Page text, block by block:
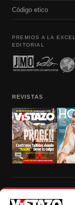
Código etico
PREMIOS A LA
EDITORIAL
REVISTAS
autorización escrita de